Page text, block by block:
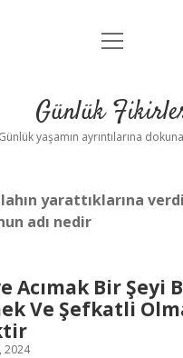
Anasayfa
Yasal Uyarı
menüyü
Günlük
Günlük yaşamın ayrıntılarına
yarattıklarına
adı nedir
Acımak Bir Şeyi
Ve Şefkatli
2024